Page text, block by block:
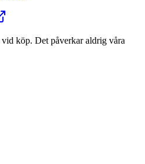
köp. Det påverkar aldrig våra